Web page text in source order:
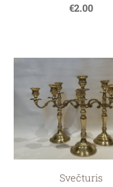
€2.00
Svečturis